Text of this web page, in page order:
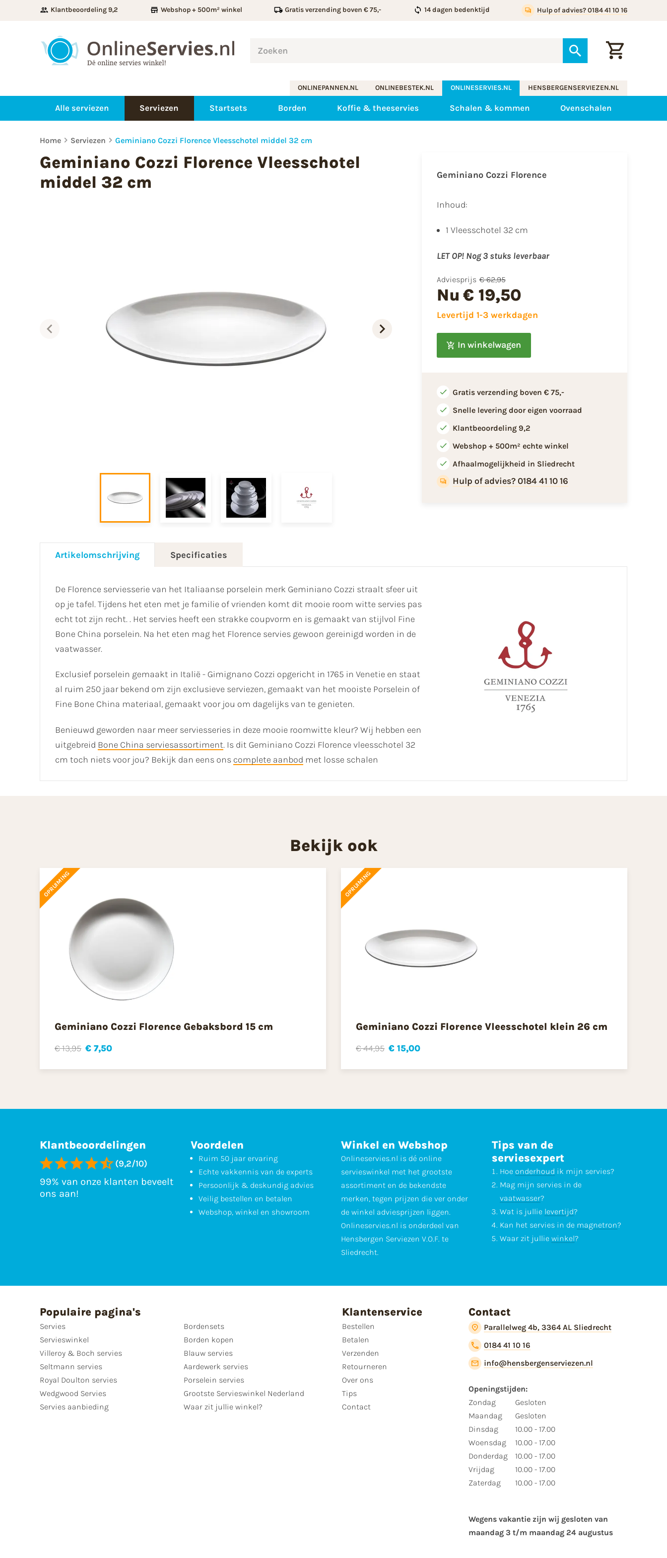
Klantbeoordeling 9,2 Webshop + 500m² winkel Gratis verzending boven € 75,- 14 dagen bedenktijd Hulp of advies? 0184 41 10 16
ONLINEPANNEN.NL ONLINEBESTEK.NL ONLINESERVIES.NL HENSBERGENSERVIEZEN.NL
Alle serviezen Serviezen Startsets Borden Koffie & theeservies Schalen & kommen Ovenschalen
Home Serviezen Geminiano Cozzi Florence Vleesschotel middel 32 cm
Geminiano Cozzi Florence Vleesschotel
middel 32 cm
Geminiano Cozzi Florence
Inhoud:
1 Vleesschotel 32 cm
LET OP! Nog 3 stuks leverbaar
Adviesprijs € 62,95
Nu € 19,50
Levertijd 1-3 werkdagen
In winkelwagen
Gratis verzending boven € 75,-
Snelle levering door eigen voorraad
Klantbeoordeling 9,2
Webshop + 500m² echte winkel
Afhaalmogelijkheid in Sliedrecht
Hulp of advies? 0184 41 10 16
Artikelomschrijving Specificaties
De Florence serviesserie van het Italiaanse porselein merk Geminiano Cozzi straalt sfeer uit
op je tafel. Tijdens het eten met je familie of vrienden komt dit mooie room witte servies pas
echt tot zijn recht. . Het servies heeft een strakke coupvorm en is gemaakt van stijlvol Fine
Bone China porselein. Na het eten mag het Florence servies gewoon gereinigd worden in de
vaatwasser.
Exclusief porselein gemaakt in Italië - Gimignano Cozzi opgericht in 1765 in Venetie en staat
al ruim 250 jaar bekend om zijn exclusieve serviezen, gemaakt van het mooiste Porselein of
Fine Bone China materiaal, gemaakt voor jou om dagelijks van te genieten.
Benieuwd geworden naar meer serviesseries in deze mooie roomwitte kleur? Wij hebben een
uitgebreid Bone China serviesassortiment. Is dit Geminiano Cozzi Florence vleesschotel 32
cm toch niets voor jou? Bekijk dan eens ons complete aanbod met losse schalen
Bekijk ook
OPRUIMING
Geminiano Cozzi Florence Gebaksbord 15 cm
€ 13,95 € 7,50
OPRUIMING
Geminiano Cozzi Florence Vleesschotel klein 26 cm
€ 44,95 € 15,00
Klantbeoordelingen
(9,2/10)
99% van onze klanten beveelt
ons aan!
Voordelen
Ruim 50 jaar ervaring
Echte vakkennis van de experts
Persoonlijk & deskundig advies
Veilig bestellen en betalen
Webshop, winkel en showroom
Winkel en Webshop
Onlineservies.nl is dé online
servieswinkel met het grootste
assortiment en de bekendste
merken, tegen prijzen die ver onder
de winkel adviesprijzen liggen.
Onlineservies.nl is onderdeel van
Hensbergen Serviezen V.O.F. te
Sliedrecht.
Tips van de
serviesexpert
Hoe onderhoud ik mijn servies?
Mag mijn servies in de
vaatwasser?
Wat is jullie levertijd?
Kan het servies in de magnetron?
Waar zit jullie winkel?
Populaire pagina's
Servies
Servieswinkel
Villeroy & Boch servies
Seltmann servies
Royal Doulton servies
Wedgwood Servies
Servies aanbieding
Bordensets
Borden kopen
Blauw servies
Aardewerk servies
Porselein servies
Grootste Servieswinkel Nederland
Waar zit jullie winkel?
Klantenservice
Bestellen
Betalen
Verzenden
Retourneren
Over ons
Tips
Contact
Contact
Parallelweg 4b, 3364 AL Sliedrecht
0184 41 10 16
info@hensbergenserviezen.nl
Openingstijden:
Zondag
Maandag
Dinsdag
Woensdag
Donderdag
Vrijdag
Zaterdag
Gesloten
Gesloten
10.00 - 17.00
10.00 - 17.00
10.00 - 17.00
10.00 - 17.00
10.00 - 17.00
Wegens vakantie zijn wij gesloten van ​
maandag 3 t/m maandag 24 augustus